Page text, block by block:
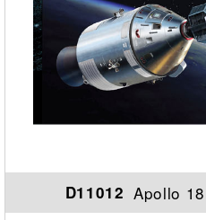
D11012 Apollo